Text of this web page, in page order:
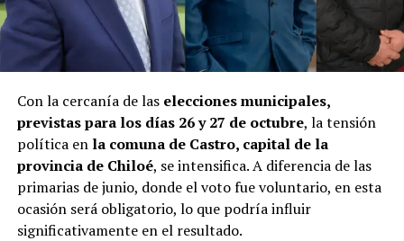
Con la cercanía de las elecciones municipales,
previstas para los días 26 y 27 de octubre, la tensión
política en la comuna de Castro, capital de la
provincia de Chiloé, se intensifica. A diferencia de las
primarias de junio, donde el voto fue voluntario, en esta
ocasión será obligatorio, lo que podría influir
significativamente en el resultado.